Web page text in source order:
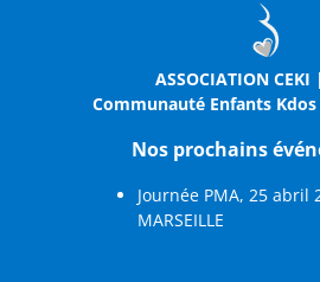
ASSOCIATION
Communauté Enfants
Nos prochains
Journée PMA, 25 abril
MARSEILLE